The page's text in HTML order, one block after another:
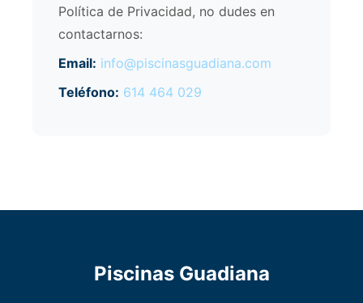
Política de Privacidad, no dudes en
contactarnos:
Email: info@piscinasguadiana.com
Teléfono: 614 464 029
Piscinas Guadiana